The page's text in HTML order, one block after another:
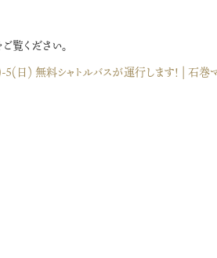
覧ください。
日) 無料シャトルバスが運行します！ | 石巻